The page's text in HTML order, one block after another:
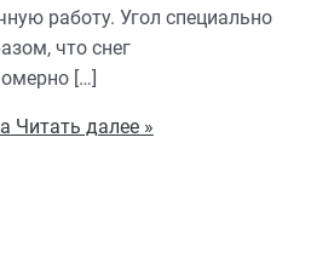
работу. Угол специально
что снег
[…]
Читать далее »